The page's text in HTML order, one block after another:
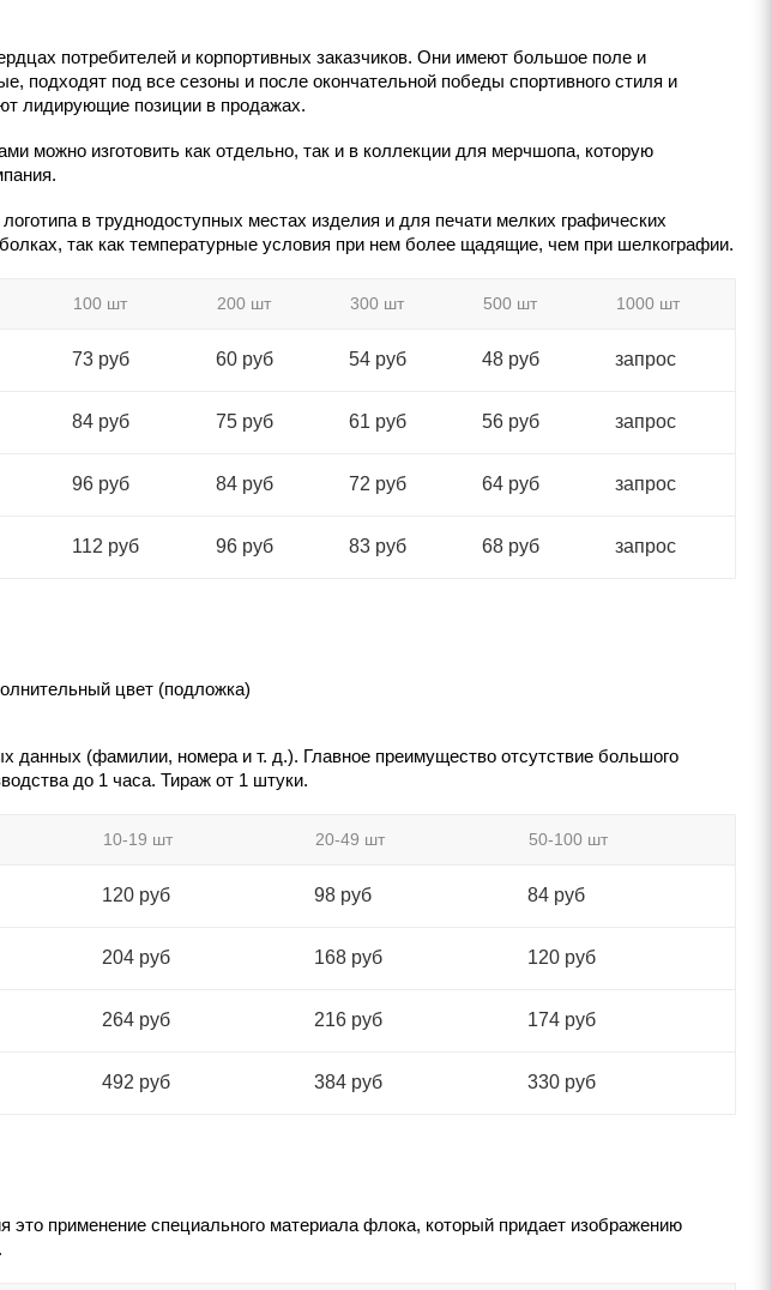
потребителей и корпортивных заказчиков. Они имеют большое поле и
подходят под все сезоны и после окончательной победы спортивного стиля и
лидирующие позиции в продажах.
можно изготовить как отдельно, так и в коллекции для мерчшопа, которую
в труднодоступных местах изделия и для печати мелких графических
так как температурные условия при нем более щадящие, чем при шелкографии.
100 шт 200 шт 300 шт 500 шт 1000 шт
73 руб 60 руб 54 руб 48 руб запрос
84 руб 75 руб 61 руб 56 руб запрос
96 руб 84 руб 72 руб 64 руб запрос
112 руб 96 руб 83 руб 68 руб запрос
цвет (подложка)
данных (фамилии, номера и т. д.). Главное преимущество отсутствие большого
до 1 часа. Тираж от 1 штуки.
10-19 шт 20-49 шт 50-100 шт
120 руб 98 руб 84 руб
204 руб 168 руб 120 руб
264 руб 216 руб 174 руб
492 руб 384 руб 330 руб
это применение специального материала флока, который придает изображению